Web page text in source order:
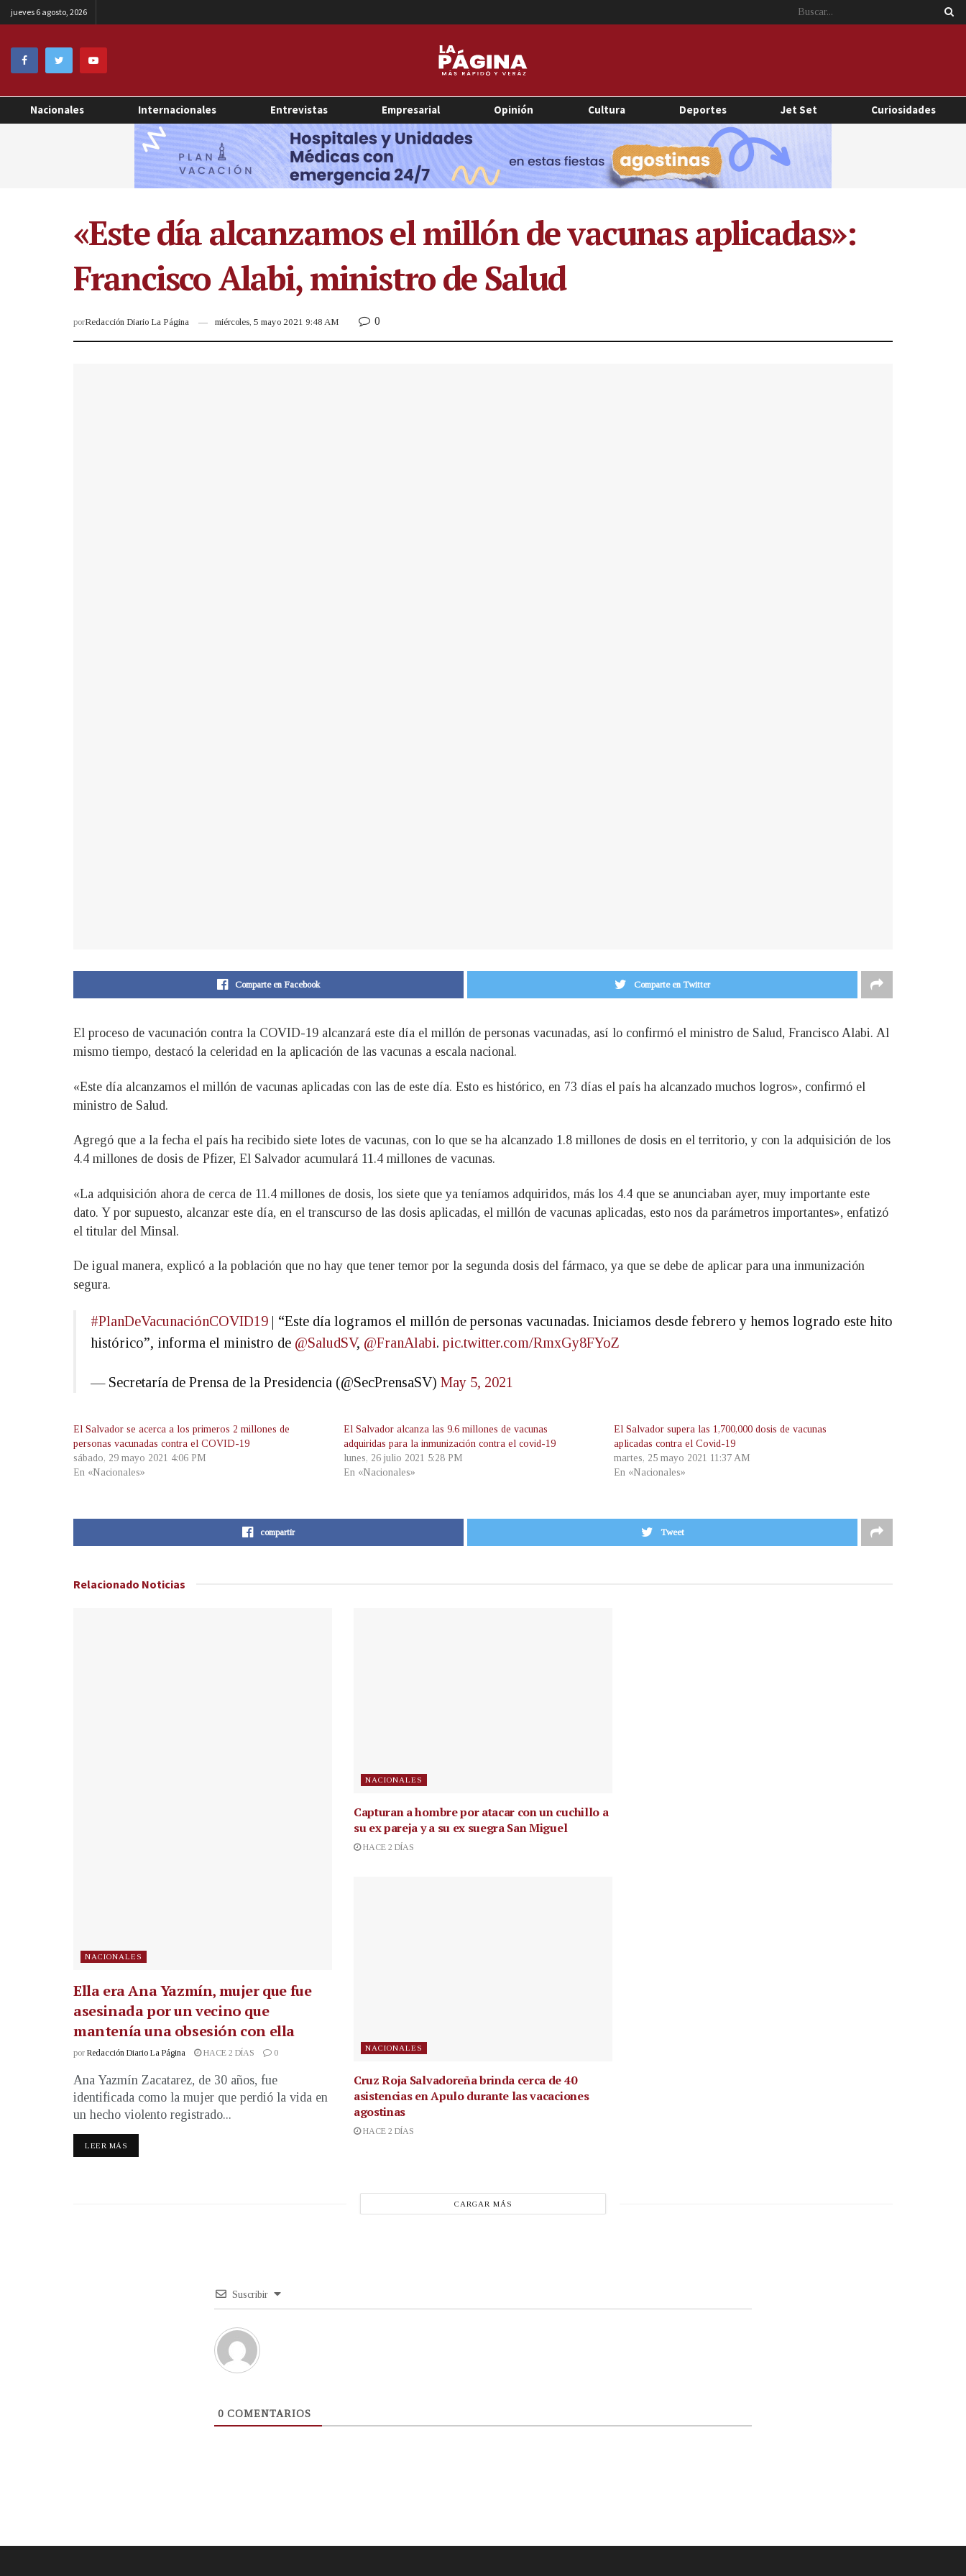
jueves 6 agosto, 2026
Nacionales Internacionales Entrevistas Empresarial Opinión Cultura Deportes Jet Set Curiosidades
«Este día alcanzamos el millón de vacunas aplicadas»:
Francisco Alabi, ministro de Salud
porRedacción Diario La Página miércoles, 5 mayo 2021 9:48 AM 0
Comparte en Facebook Comparte en Twitter
El proceso de vacunación contra la COVID-19 alcanzará este día el millón de personas vacunadas, así lo confirmó el ministro de Salud, Francisco Alabi. Al
mismo tiempo, destacó la celeridad en la aplicación de las vacunas a escala nacional.
«Este día alcanzamos el millón de vacunas aplicadas con las de este día. Esto es histórico, en 73 días el país ha alcanzado muchos logros», confirmó el
ministro de Salud.
Agregó que a la fecha el país ha recibido siete lotes de vacunas, con lo que se ha alcanzado 1.8 millones de dosis en el territorio, y con la adquisición de los
4.4 millones de dosis de Pfizer, El Salvador acumulará 11.4 millones de vacunas.
«La adquisición ahora de cerca de 11.4 millones de dosis, los siete que ya teníamos adquiridos, más los 4.4 que se anunciaban ayer, muy importante este
dato. Y por supuesto, alcanzar este día, en el transcurso de las dosis aplicadas, el millón de vacunas aplicadas, esto nos da parámetros importantes», enfatizó
el titular del Minsal.
De igual manera, explicó a la población que no hay que tener temor por la segunda dosis del fármaco, ya que se debe de aplicar para una inmunización
segura.
#PlanDeVacunaciónCOVID19 | “Este día logramos el millón de personas vacunadas. Iniciamos desde febrero y hemos logrado este hito
histórico”, informa el ministro de @SaludSV, @FranAlabi. pic.twitter.com/RmxGy8FYoZ
— Secretaría de Prensa de la Presidencia (@SecPrensaSV) May 5, 2021
El Salvador se acerca a los primeros 2 millones de
personas vacunadas contra el COVID-19
sábado, 29 mayo 2021 4:06 PM
En «Nacionales»
El Salvador alcanza las 9.6 millones de vacunas
adquiridas para la inmunización contra el covid-19
lunes, 26 julio 2021 5:28 PM
En «Nacionales»
El Salvador supera las 1,700,000 dosis de vacunas
aplicadas contra el Covid-19
martes, 25 mayo 2021 11:37 AM
En «Nacionales»
compartir Tweet
Relacionado Noticias
NACIONALES
Ella era Ana Yazmín, mujer que fue
asesinada por un vecino que
mantenía una obsesión con ella
por Redacción Diario La Página HACE 2 DÍAS 0
Ana Yazmín Zacatarez, de 30 años, fue
identificada como la mujer que perdió la vida en
un hecho violento registrado...
LEER MÁS
NACIONALES
Capturan a hombre por atacar con un cuchillo a
su ex pareja y a su ex suegra San Miguel
HACE 2 DÍAS
NACIONALES
Cruz Roja Salvadoreña brinda cerca de 40
asistencias en Apulo durante las vacaciones
agostinas
HACE 2 DÍAS
CARGAR MÁS
Suscribir
0 COMENTARIOS